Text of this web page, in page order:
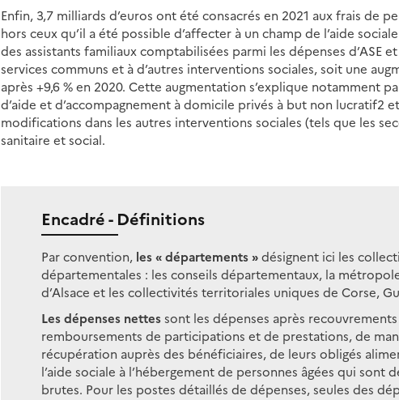
Enfin, 3,7 milliards d’euros ont été consacrés en 2021 aux frais de
hors ceux qu’il a été possible d’affecter à un champ de l’aide
des assistants familiaux comptabilisées parmi les dépenses d’ASE
services communs et à d’autres interventions sociales, soit une
après +9,6 % en 2020. Cette augmentation s’explique notamment
d’aide et d’accompagnement à domicile privés à but non lucratif2
modifications dans les autres interventions sociales (tels que les
sanitaire et social.
Encadré - Définitions
Par convention, les « départements »désignent ici les
départementales : les conseils départementaux, la
d’Alsace et les collectivités territoriales uniques de Corse,
Les dépenses nettessont les dépenses après
remboursements de participations et de prestations, de
récupération auprès des bénéficiaires, de leurs obligés
l’aide sociale à l’hébergement de personnes âgées qui sont
brutes. Pour les postes détaillés de dépenses, seules des